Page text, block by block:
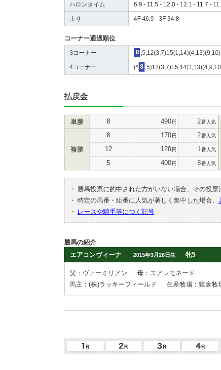
ハロンタイム 6.9 - 11.5 - 12.0 - 12.1 - 11.7 -
上り 4F 46.9 - 3F 34.8
コーナー通過順位
3コーナー 8
4コーナー (* 8
払戻金
単勝 8 490円 2番人気
複勝
8 170円 2番人気
12 120円 1 番人気
5 400円 8番人気
・
勝馬投票に的中された方がいない場合、その投
・ 特定の馬番・組番に人気が著しく集中した場合、
・
レースや騎手等につく記号
勝馬の紹介
エアコンヴィーナ
2015年3月26日生 牝5
父：ヴァーミリアン
母：エアレモネード
馬主：(株)ラッキーフィールド
生産牧場：猿倉牧